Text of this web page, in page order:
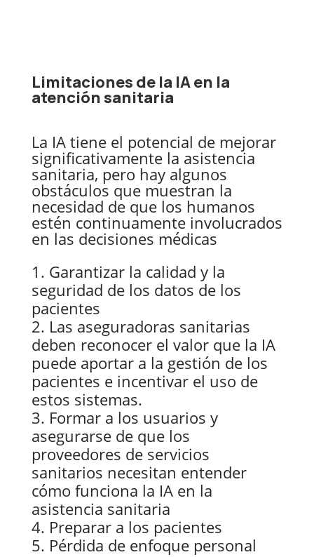
Limitaciones de la IA en la
atención sanitaria
La IA tiene el potencial de mejorar
significativamente la asistencia
sanitaria, pero hay algunos
obstáculos que muestran la
necesidad de que los humanos
estén continuamente involucrados
en las decisiones médicas
Garantizar la calidad y la
seguridad de los datos de los
pacientes
Las aseguradoras sanitarias
deben reconocer el valor que la IA
puede aportar a la gestión de los
pacientes e incentivar el uso de
estos sistemas.
Formar a los usuarios y
asegurarse de que los
proveedores de servicios
sanitarios necesitan entender
cómo funciona la IA en la
asistencia sanitaria
Preparar a los pacientes
Pérdida de enfoque personal